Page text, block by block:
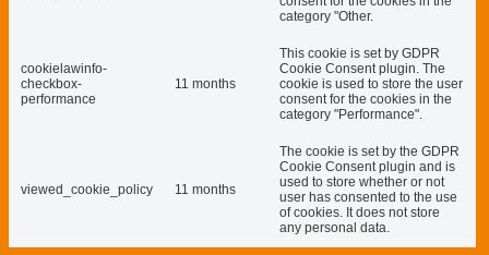
category "Other.
cookielawinfo-
checkbox-
performance
11 months
This cookie is set by GDPR
Cookie Consent plugin. The
cookie is used to store the user
consent for the cookies in the
category "Performance".
viewed_cookie_policy 11 months
The cookie is set by the GDPR
Cookie Consent plugin and is
used to store whether or not
user has consented to the use
of cookies. It does not store
any personal data.